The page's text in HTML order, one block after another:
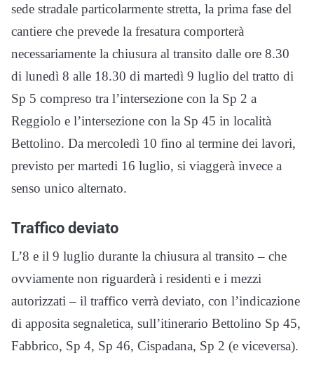
sede stradale particolarmente stretta, la prima fase del
cantiere che prevede la fresatura comporterà
necessariamente la chiusura al transito dalle ore 8.30
di lunedì 8 alle 18.30 di martedì 9 luglio del tratto di
Sp 5 compreso tra l’intersezione con la Sp 2 a
Reggiolo e l’intersezione con la Sp 45 in località
Bettolino. Da mercoledì 10 fino al termine dei lavori,
previsto per martedi 16 luglio, si viaggerà invece a
senso unico alternato.
Traffico deviato
L’8 e il 9 luglio durante la chiusura al transito – che
ovviamente non riguarderà i residenti e i mezzi
autorizzati – il traffico verrà deviato, con l’indicazione
di apposita segnaletica, sull’itinerario Bettolino Sp 45,
Fabbrico, Sp 4, Sp 46, Cispadana, Sp 2 (e viceversa).